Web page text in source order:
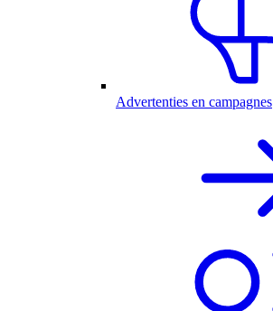
Advertenties en campagnes